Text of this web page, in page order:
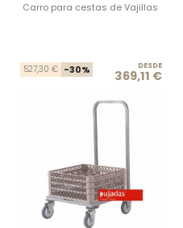
Carro para cestas de Vajillas
527,30 € -30% Precio
DESDE
369,11 €